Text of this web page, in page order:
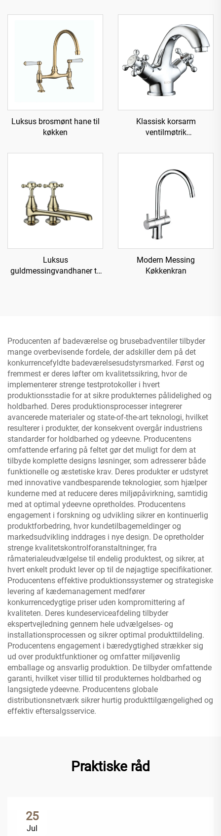
Luksus brosmønt hane til
køkken
Klassisk korsarm
ventilmøtrik
Krom
Luksus
guldmessingvandhaner til
Modern Messing
Køkkenkran
Producenten af badeværelse og brusebadventiler tilbyder
mange overbevisende fordele, der adskiller dem på det
konkurrencefyldte badeværelsesudstyrsmarked. Først og
fremmest er deres løfter om kvalitetssikring, hvor de
implementerer strenge testprotokoller i hvert
produktionsstadie for at sikre produkternes pålidelighed og
holdbarhed. Deres produktionsprocesser integrerer
avancerede materialer og state-of-the-art teknologi, hvilket
resulterer i produkter, der konsekvent overgår industriens
standarder for holdbarhed og ydeevne. Producentens
omfattende erfaring på feltet gør det muligt for dem at
tilbyde komplette designs løsninger, som adresserer både
funktionelle og æstetiske krav. Deres produkter er udstyret
med innovative vandbesparende teknologier, som hjælper
kunderne med at reducere deres miljøpåvirkning, samtidig
med at optimal ydeevne opretholdes. Producentens
engagement i forskning og udvikling sikrer en kontinuerlig
produktforbedring, hvor kundetilbagemeldinger og
markedsudvikling inddrages i nye design. De opretholder
strenge kvalitetskontrolforanstaltninger, fra
råmaterialeudvælgelse til endelig produktest, og sikrer, at
hvert enkelt produkt lever op til de nøjagtige specifikationer.
Producentens effektive produktionssystemer og strategiske
levering af kædemanagement medfører
konkurrencedygtige priser uden kompromittering af
kvaliteten. Deres kundeserviceafdeling tilbyder
ekspertvejledning gennem hele udvælgelses- og
installationsprocessen og sikrer optimal produkttildeling.
Producentens engagement i bæredygtighed strækker sig
ud over produktfunktioner og omfatter miljøvenlig
emballage og ansvarlig produktion. De tilbyder omfattende
garanti, hvilket viser tillid til produkternes holdbarhed og
langsigtede ydeevne. Producentens globale
distributionsnetværk sikrer hurtig produkttilgængelighed og
effektiv eftersalgsservice.
Praktiske råd
25
Jul